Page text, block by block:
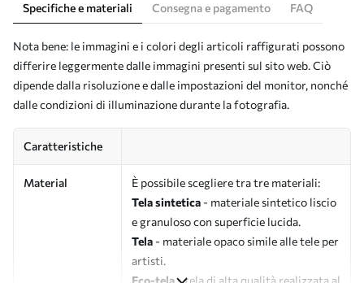
Specifiche e materiali Consegna e pagamento FAQ
Nota bene: le immagini e i colori degli articoli raffigurati possono
differire leggermente dalle immagini presenti sul sito web. Ciò
dipende dalla risoluzione e dalle impostazioni del monitor, nonché
dalle condizioni di illuminazione durante la fotografia.
Caratteristiche
Material
È possibile scegliere tra tre materiali:
Tela sintetica - materiale sintetico liscio
e granuloso con superficie lucida.
Tela - materiale opaco simile alle tele per
artisti.
Eco-tela- tela di alta qualità realizzata al